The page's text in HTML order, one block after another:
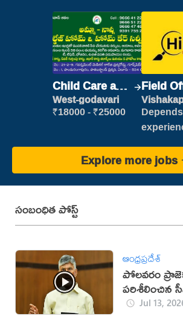
Child Care and
Patient care
West-godavari
₹18000 - ₹25000
Field
Explore more jobs
సంబంధిత పోస్ట్
ఆంధ్రప్రదేశ్
పోలవరం
పరిశీలించిన
Jul 13,